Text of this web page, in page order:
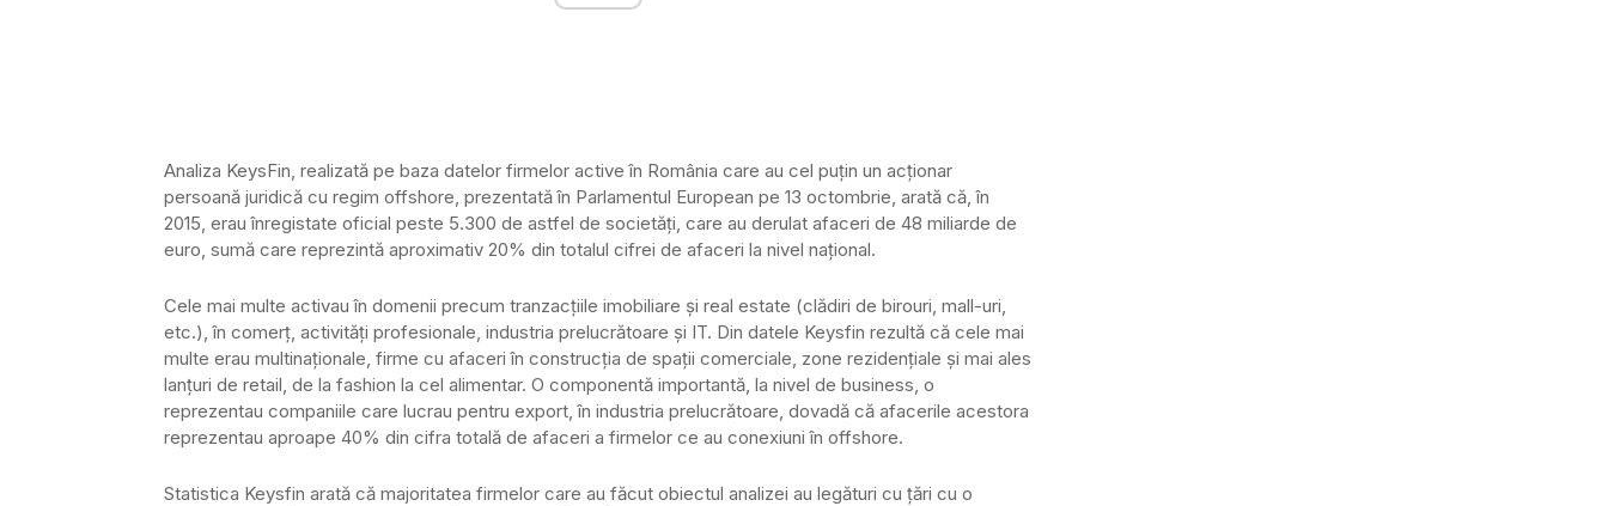
Analiza KeysFin, realizată pe baza datelor firmelor active în România care au cel puţin un acţionar
persoană juridică cu regim offshore, prezentată în Parlamentul European pe 13 octombrie, arată că, în
2015, erau înregistate oficial peste 5.300 de astfel de societăţi, care au derulat afaceri de 48 miliarde de
euro, sumă care reprezintă aproximativ 20% din totalul cifrei de afaceri la nivel naţional.
Cele mai multe activau în domenii precum tranzacţiile imobiliare şi real estate (clădiri de birouri, mall-uri,
etc.), în comerţ, activităţi profesionale, industria prelucrătoare şi IT. Din datele Keysfin rezultă că cele mai
multe erau multinaţionale, firme cu afaceri în construcţia de spaţii comerciale, zone rezidenţiale şi mai ales
lanţuri de retail, de la fashion la cel alimentar. O componentă importantă, la nivel de business, o
reprezentau companiile care lucrau pentru export, în industria prelucrătoare, dovadă că afacerile acestora
reprezentau aproape 40% din cifra totală de afaceri a firmelor ce au conexiuni în offshore.
Statistica Keysfin arată că majoritatea firmelor care au făcut obiectul analizei au legături cu ţări cu o